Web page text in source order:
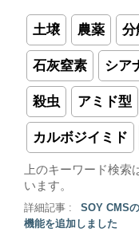
土壌 農薬 分
石灰窒素 シア
殺虫 アミド型
カルボジイミド
上のキーワード検索
います。
詳細記事 :
SOY CMS
機能を追加しました